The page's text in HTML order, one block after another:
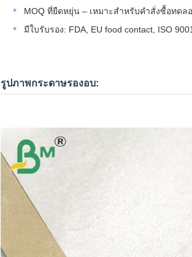
MOQ ที่ยืดหยุ่น – เหมาะสำหรับคำสั่งซื้อทด
มีใบรับรอง: FDA, EU food contact, ISO
รูปภาพกระดาษรองอบ: